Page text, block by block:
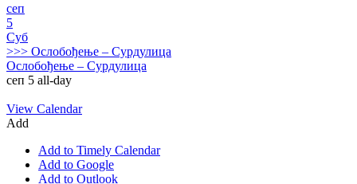
сеп
5
Суб
>>> Ослобођење – Сурдулица
Ослобођење – Сурдулица
сеп 5 all-day
View Calendar
Add
Add to Timely Calendar
Add to Google
Add to Outlook